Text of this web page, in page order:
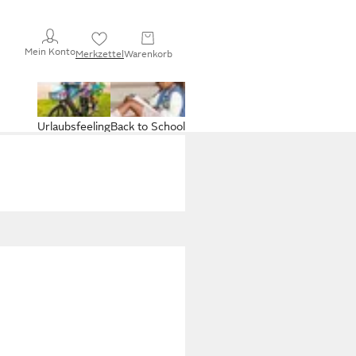
Mein KontoMerkzettelWarenkorb
Back to School
Urlaubsfeeling